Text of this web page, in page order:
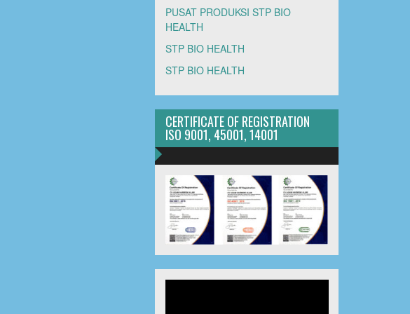
PUSAT PRODUKSI STP BIO
HEALTH
STP BIO HEALTH
STP BIO HEALTH
CERTIFICATE OF REGISTRATION
ISO 9001, 45001, 14001